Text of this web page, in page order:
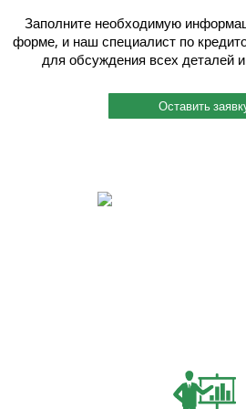
Заполните необходимую
форме, и наш специалист по
для обсуждения всех деталей
Оставить